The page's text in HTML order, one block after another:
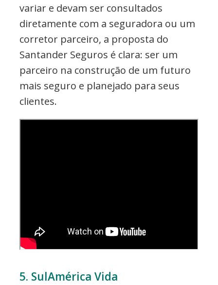
variar e devam ser consultados
diretamente com a seguradora ou um
corretor parceiro, a proposta do
Santander Seguros é clara: ser um
parceiro na construção de um futuro
mais seguro e planejado para seus
clientes.
5. SulAmérica Vida